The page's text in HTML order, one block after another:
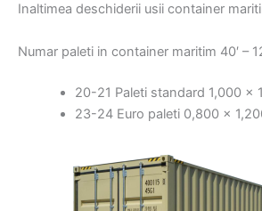
Inaltimea deschiderii usii container
Numar paleti in container maritim 40′ –
20-21 Paleti standard 1,000 x
23-24 Euro paleti 0,800 x